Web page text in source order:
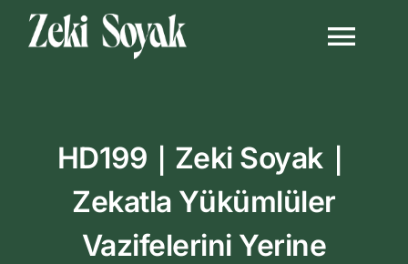
Biyografi
Kitapları
HD199｜Zeki Soyak｜
Zekatla Yükümlüler
Vazifelerini Yerine